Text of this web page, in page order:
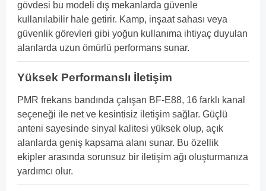
gövdesi bu modeli dış mekanlarda güvenle
kullanılabilir hale getirir. Kamp, inşaat sahası veya
güvenlik görevleri gibi yoğun kullanıma ihtiyaç duyulan
alanlarda uzun ömürlü performans sunar.
Yüksek Performanslı İletişim
PMR frekans bandında çalışan BF-E88, 16 farklı kanal
seçeneği ile net ve kesintisiz iletişim sağlar. Güçlü
anteni sayesinde sinyal kalitesi yüksek olup, açık
alanlarda geniş kapsama alanı sunar. Bu özellik
ekipler arasında sorunsuz bir iletişim ağı oluşturmanıza
yardımcı olur.